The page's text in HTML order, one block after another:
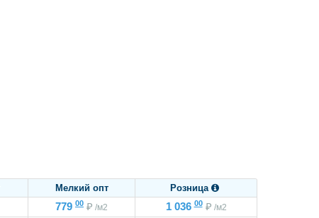
Мелкий опт Розница 
779 00 ₽ /м2 1 03600 ₽ /м2